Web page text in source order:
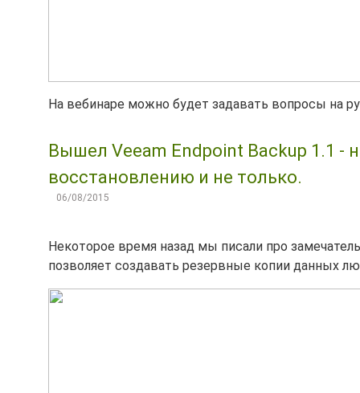
На вебинаре можно будет задавать вопросы на
Вышел Veeam Endpoint Backup 1.1 -
восстановлению и не только.
06/08/2015
Некоторое время назад мы писали про
позволяет создавать резервные копии данных